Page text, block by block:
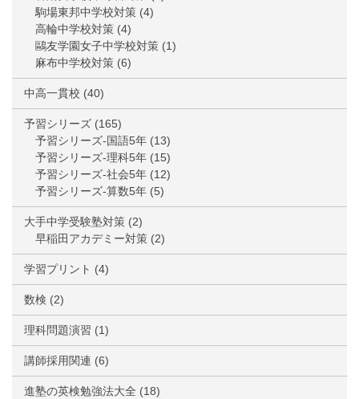
駒場東邦中学校対策 (4)
高輪中学校対策 (4)
鷗友学園女子中学校対策 (1)
麻布中学校対策 (6)
中高一貫校 (40)
予習シリーズ (165)
予習シリーズ-国語5年 (13)
予習シリーズ-理科5年 (15)
予習シリーズ-社会5年 (12)
予習シリーズ-算数5年 (5)
大手中学受験塾対策 (2)
早稲田アカデミー対策 (2)
学習プリント (4)
数検 (2)
理科問題演習 (1)
講師採用関連 (6)
進塾の英検勉強法大全 (18)